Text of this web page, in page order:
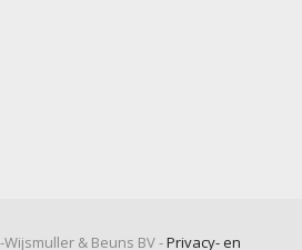
& Beuns BV -Privacy- en